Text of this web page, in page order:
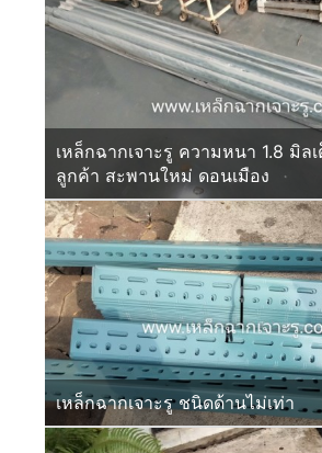
เหล็กฉากเจาะรู ความหนา 1.8 มิล
ลูกค้า สะพานใหม่ ดอนเมือง
เหล็กฉากเจาะรู ชนิดด้านไม่เท่า